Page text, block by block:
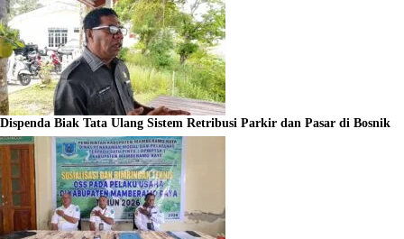
Dispenda Biak Tata Ulang Sistem Retribusi Parkir dan Pasar di Bosnik